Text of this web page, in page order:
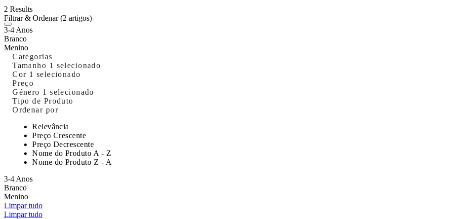
2 Results
Filtrar & Ordenar(2 artigos)
3-4 Anos
Branco
Menino
Categorias
Tamanho 1 selecionado
Cor 1 selecionado
Preço
Género 1 selecionado
Tipo de Produto
Ordenar por
Relevância
Preço Crescente
Preço Decrescente
Nome do Produto A - Z
Nome do Produto Z - A
3-4 Anos
Branco
Menino
Limpar tudo
Limpar tudo